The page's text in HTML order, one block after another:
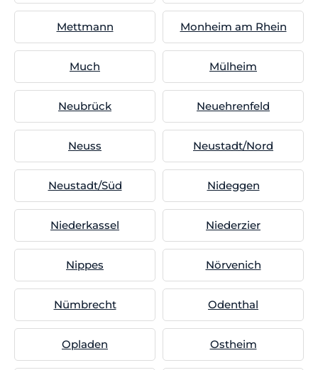
Mettmann Monheim am Rhein
Much Mülheim
Neubrück Neuehrenfeld
Neuss Neustadt/Nord
Neustadt/Süd Nideggen
Niederkassel Niederzier
Nippes Nörvenich
Nümbrecht Odenthal
Opladen Ostheim